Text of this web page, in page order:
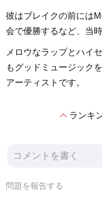
彼はブレイクの前には
会で優勝するなど、当
メロウなラップとハイ
もグッドミュージック
アーティストです。
expand_lessランキ
問題を報告する